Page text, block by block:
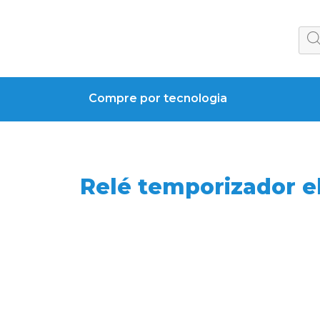
Compre por tecnologia
Relé temporizador